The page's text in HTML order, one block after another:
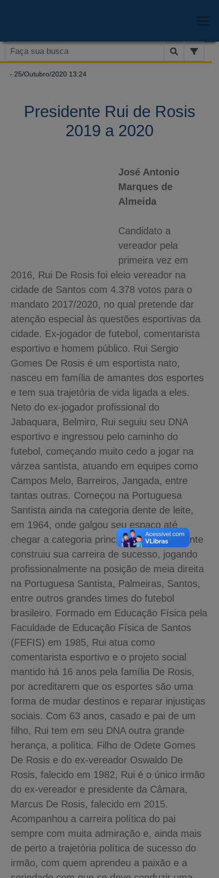
- 25/Outubro/2020 13:24
Presidente Rui de Rosis
2019 a 2020
José Antonio
Marques de
Almeida
Candidato a
vereador pela
primeira vez em
2016, Rui De Rosis foi eleio vereador na
cidade de Santos com 4.378 votos para o
mandato 2017/2020, no qual pretende dar
atenção especial às questões esportivas da
cidade. Ex-jogador de futebol, comentarista
esportivo e homem público. Rui Sergio
Gomes De Rosis é um esportista nato,
nasceu em família de amantes dos esportes
e tem sua trajetória de vida ligada a eles.
Neto do ex-jogador profissional do
Jabaquara, Belmiro, Rui seguiu seu DNA
esportivo e ingressou pelo caminho do
futebol, começando muito cedo a jogar na
várzea santista, atuando em equipes como
Campos Melo, Barreiros, Jangada, entre
tantas outras. Começou na Portuguesa
Santista ainda na categoria dente de leite,
em 1964, onde galgou seu espaço até
chegar a categoria principal. Dali para frente
construiu sua carreira de sucesso, jogando
profissionalmente na posição de meia direita
na Portuguesa Santista, Palmeiras, Santos,
entre outros grandes times do futebol
brasileiro. Formado em Educação Física pela
Faculdade de Educação Física de Santos
(FEFIS) em 1985, Rui atua como
comentarista esportivo e o projeto social
mantido há 16 anos pela família De Rosis,
por acreditarem que os esportes são uma
forma de mudar destinos e reparar injustiças
sociais. Com 63 anos, casado e pai de um
filho, Rui tem em seu DNA outra grande
herança, a política. Filho de Odete Gomes
De Rosis e do ex-vereador Oswaldo De
Rosis, falecido em 1982, Rui é o único irmão
do ex-vereador e presidente da Câmara,
Marcus De Rosis, falecido em 2015.
Acompanhou a carreira política do pai
sempre com muita admiração e, ainda mais
de perto a trajetória política de sucesso do
irmão, com quem aprendeu a paixão e a